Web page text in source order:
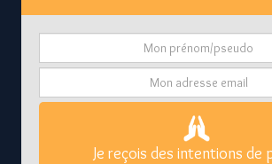
Je reçois des intentions de